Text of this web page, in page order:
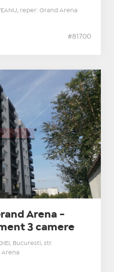
reper: Grand Arena
#81700
Arena -
3 camere
Bucuresti, str.
Arena